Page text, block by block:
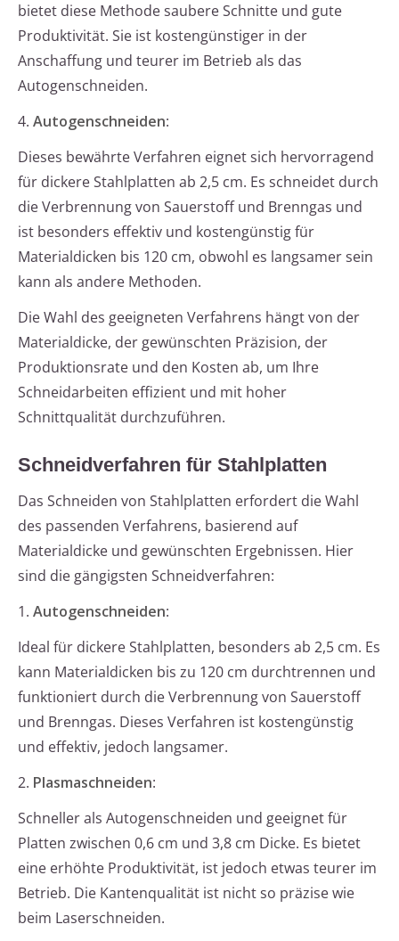
bietet diese Methode saubere Schnitte und gute
Produktivität. Sie ist kostengünstiger in der
Anschaffung und teurer im Betrieb als das
Autogenschneiden.
4. Autogenschneiden:
Dieses bewährte Verfahren eignet sich hervorragend
für dickere Stahlplatten ab 2,5 cm. Es schneidet durch
die Verbrennung von Sauerstoff und Brenngas und
ist besonders effektiv und kostengünstig für
Materialdicken bis 120 cm, obwohl es langsamer sein
kann als andere Methoden.
Die Wahl des geeigneten Verfahrens hängt von der
Materialdicke, der gewünschten Präzision, der
Produktionsrate und den Kosten ab, um Ihre
Schneidarbeiten effizient und mit hoher
Schnittqualität durchzuführen.
Schneidverfahren für Stahlplatten
Das Schneiden von Stahlplatten erfordert die Wahl
des passenden Verfahrens, basierend auf
Materialdicke und gewünschten Ergebnissen. Hier
sind die gängigsten Schneidverfahren:
1. Autogenschneiden:
Ideal für dickere Stahlplatten, besonders ab 2,5 cm. Es
kann Materialdicken bis zu 120 cm durchtrennen und
funktioniert durch die Verbrennung von Sauerstoff
und Brenngas. Dieses Verfahren ist kostengünstig
und effektiv, jedoch langsamer.
2. Plasmaschneiden:
Schneller als Autogenschneiden und geeignet für
Platten zwischen 0,6 cm und 3,8 cm Dicke. Es bietet
eine erhöhte Produktivität, ist jedoch etwas teurer im
Betrieb. Die Kantenqualität ist nicht so präzise wie
beim Laserschneiden.